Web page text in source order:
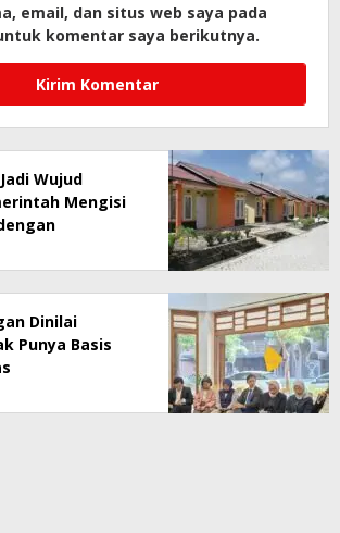
email, dan situs web saya pada
komentar saya berikutnya.
Wujud
Mengisi
Dinilai
Punya Basis